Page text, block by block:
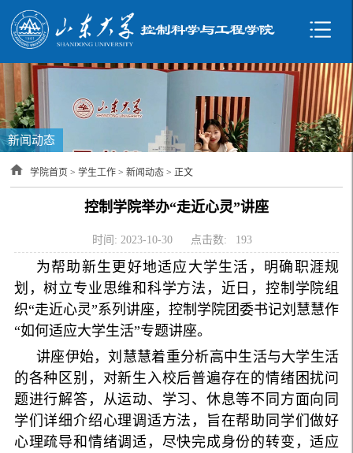
新闻动态
学院首页 >学生工作 >新闻动态 > 正文
控制学院举办“走近心灵”讲座
时间: 2023-10-30 点击数: 193
为帮助新生更好地适应大学生活，明确职涯规
划，树立专业思维和科学方法，近日，控制学院组
织“走近心灵”系列讲座，控制学院团委书记刘慧慧作
“如何适应大学生活”专题讲座。
讲座伊始，刘慧慧着重分析高中生活与大学生活
的各种区别，对新生入校后普遍存在的情绪困扰问
题进行解答，从运动、学习、休息等不同方面向同
学们详细介绍心理调适方法，旨在帮助同学们做好
心理疏导和情绪调适，尽快完成身份的转变，适应